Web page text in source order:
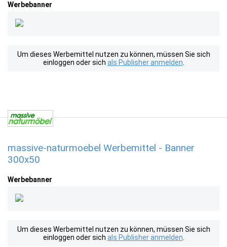
Werbebanner
Um dieses Werbemittel nutzen zu können, müssen Sie sich
einloggen oder sich als Publisher anmelden
massive-naturmoebel Werbemittel - Banner
300x50
Werbebanner
Um dieses Werbemittel nutzen zu können, müssen Sie sich
einloggen oder sich als Publisher anmelden